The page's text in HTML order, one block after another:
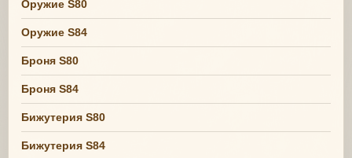
Оружие S80
Оружие S84
Броня S80
Броня S84
Бижутерия S80
Бижутерия S84